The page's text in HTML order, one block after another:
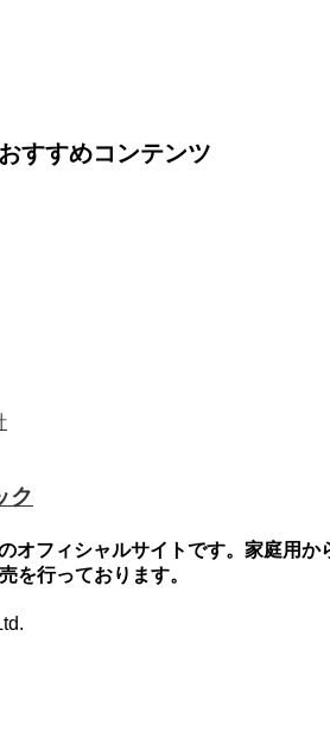
すすめコンテンツ
ク
オフィシャルサイトです。家庭用か
を行っております。